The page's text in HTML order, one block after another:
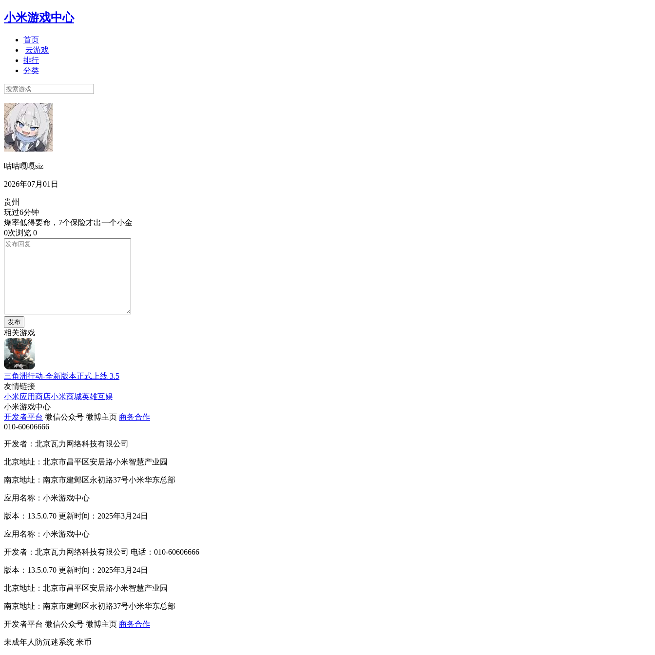
小米游戏中心
首页
云游戏
排行
分类
咕咕嘎嘎siz
2026年07月01日
贵州
玩过6分钟
爆率低得要命，7个保险才出一个小金
0次浏览 0
发布
相关游戏
三角洲行动-全新版本正式上线 3.5
友情链接
小米应用商店小米商城英雄互娱
小米游戏中心
开发者平台 微信公众号 微博主页 商务合作
010-60606666
开发者：北京瓦力网络科技有限公司
北京地址：北京市昌平区安居路小米智慧产业园
南京地址：南京市建邺区永初路37号小米华东总部
应用名称：小米游戏中心
版本：13.5.0.70 更新时间：2025年3月24日
应用名称：小米游戏中心
开发者：北京瓦力网络科技有限公司 电话：010-60606666
版本：13.5.0.70 更新时间：2025年3月24日
北京地址：北京市昌平区安居路小米智慧产业园
南京地址：南京市建邺区永初路37号小米华东总部
开发者平台 微信公众号 微博主页 商务合作
未成年人防沉迷系统 米币